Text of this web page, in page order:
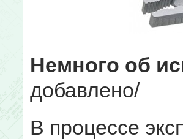
Немного об
добавлено/
В процессе